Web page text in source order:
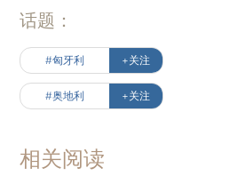
话题：
#匈牙利 +关注
#奥地利 +关注
相关阅读